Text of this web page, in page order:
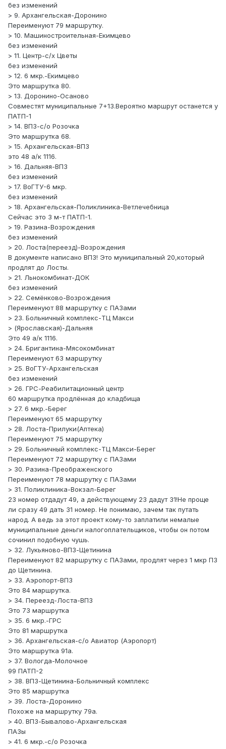
без изменений
> 9. Архангельская-Доронино
Переименуют 79 маршрутку.
> 10. Машиностроительная-Екимцево
без изменений
> 11. Центр-с/х Цветы
без изменений
> 12. 6 мкр.-Екимцево
Это маршрутка 80.
> 13. Доронино-Осаново
Совместят муниципальные 7+13.Вероятно маршрут останется у
ПАТП-1
> 14. ВПЗ-с/о Розочка
Это маршрутка 68.
> 15. Архангельская-ВПЗ
это 48 а/к 1116.
> 16. Дальняя-ВПЗ
без изменений
> 17. ВоГТУ-6 мкр.
без изменений
> 18. Архангельская-Поликлиника-Ветлечебница
Сейчас это 3 м-т ПАТП-1.
> 19. Разина-Возрождения
без изменений
> 20. Лоста(переезд)-Возрождения
В документе написано ВПЗ! Это муниципальный 20,который
продлят до Лосты.
> 21. Льнокомбинат-ДОК
без изменений
> 22. Семёнково-Возрождения
Переименуют 88 маршрутку с ПАЗами
> 23. Больничный комплекс-ТЦ Макси
> (Ярославская)-Дальняя
Это 49 а/к 1116.
> 24. Бригантина-Мясокомбинат
Переименуют 63 маршрутку
> 25. ВоГТУ-Архангельская
без изменений
> 26. ГРС-Реабилитационный центр
60 маршрутка продлённая до кладбища
> 27. 6 мкр.-Берег
Переименуют 65 маршрутку
> 28. Лоста-Прилуки(Аптека)
Переименуют 75 маршрутку
> 29. Больничный комплекс-ТЦ Макси-Берег
Переименуют 72 маршрутку с ПАЗами
> 30. Разина-Преображенского
Переименуют 78 маршрутку с ПАЗами
> 31. Поликлиника-Вокзал-Берег
23 номер отдадут 49, а действующему 23 дадут 31!Не проще
ли сразу 49 дать 31 номер. Не понимаю, зачем так путать
народ. А ведь за этот проект кому-то заплатили немалые
муниципальные деньги налогоплательщиков, чтобы он потом
сочинил подобную чушь.
> 32. Лукьяново-ВПЗ-Щетинина
Переименуют 82 маршрутку с ПАЗами, продлят через 1 мкр ПЗ
до Щетинина.
> 33. Аэропорт-ВПЗ
Это 84 маршрутка.
> 34. Переезд-Лоста-ВПЗ
Это 73 маршрутка
> 35. 6 мкр.-ГРС
Это 81 маршрутка
> 36. Архангельская-с/о Авиатор (Аэропорт)
Это маршрутка 91а.
> 37. Вологда-Молочное
99 ПАТП-2
> 38. ВПЗ-Щетинина-Больничный комплекс
Это 85 маршрутка
> 39. Лоста-Доронино
Похоже на маршрутку 79а.
> 40. ВПЗ-Бывалово-Архангельская
ПАЗы
> 41. 6 мкр.-с/о Розочка